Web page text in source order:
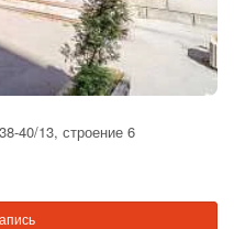
40/13, строение 6